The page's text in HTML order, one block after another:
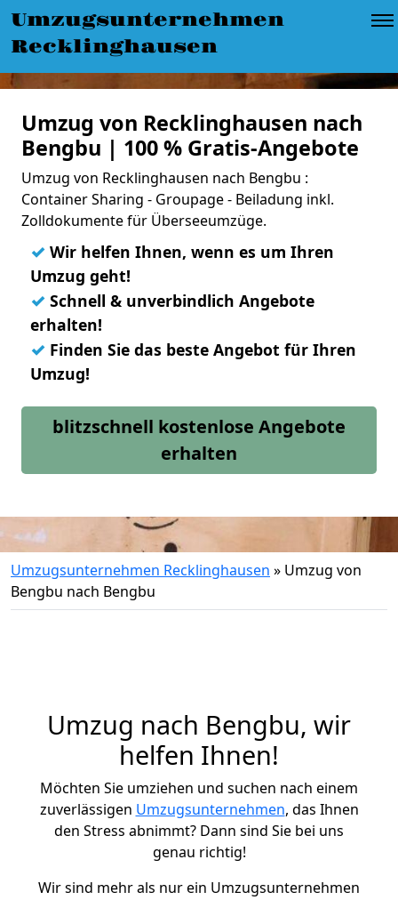
Umzugsunternehmen
Recklinghausen
Umzug von Recklinghausen nach
Bengbu | 100 % Gratis-Angebote
Umzug von Recklinghausen nach Bengbu :
Container Sharing - Groupage - Beiladung inkl.
Zolldokumente für Überseeumzüge.
✓ Wir helfen Ihnen, wenn es um Ihren
Umzug geht!
✓ Schnell & unverbindlich Angebote
erhalten!
✓ Finden Sie das beste Angebot für Ihren
Umzug!
blitzschnell kostenlose Angebote
erhalten
Umzugsunternehmen Recklinghausen » Umzug von
Bengbu nach Bengbu
Umzug nach Bengbu, wir
helfen Ihnen!
Möchten Sie umziehen und suchen nach einem
zuverlässigen Umzugsunternehmen, das Ihnen
den Stress abnimmt? Dann sind Sie bei uns
genau richtig!
Wir sind mehr als nur ein Umzugsunternehmen